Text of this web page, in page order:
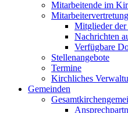
Mitarbeitende im
Mitarbeitervertretung
Mitglieder
Nachrichten
Verfügbare
Stellenangebote
Termine
Kirchliches
Gemeinden